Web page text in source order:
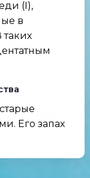
(I),
в
таких
Его запах